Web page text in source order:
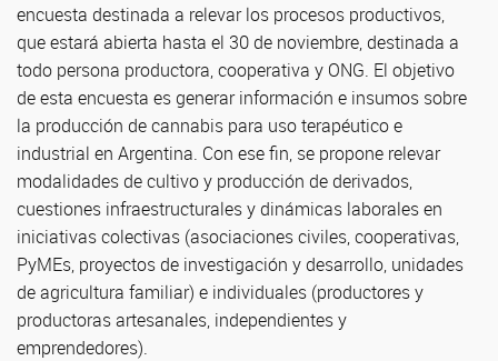
encuesta destinada a relevar los procesos productivos,
que estará abierta hasta el 30 de noviembre, destinada a
todo persona productora, cooperativa y ONG. El objetivo
de esta encuesta es generar información e insumos sobre
la producción de cannabis para uso terapéutico e
industrial en Argentina. Con ese fin, se propone relevar
modalidades de cultivo y producción de derivados,
cuestiones infraestructurales y dinámicas laborales en
iniciativas colectivas (asociaciones civiles, cooperativas,
PyMEs, proyectos de investigación y desarrollo, unidades
de agricultura familiar) e individuales (productores y
productoras artesanales, independientes y
emprendedores).